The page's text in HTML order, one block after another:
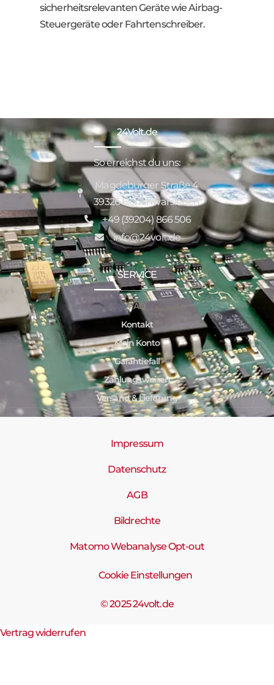
sicherheitsrelevanten Geräte wie Airbag-
Steuergeräte oder Fahrtenschreiber.
24Volt.de
So erreichst du uns:
Magdeburger Straße 4
39326 Hohenwarsleben
+49 (39204) 866 506
info@24volt.de
SERVICE
FAQ
Kontakt
Mein Konto
Garantiefall
Zahlungsweisen
Versand & Lieferung
© 2025 24volt.de
Impressum
Datenschutz
AGB
Bildrechte
Matomo Webanalyse Opt-out
Cookie Einstellungen
Vertrag widerrufen